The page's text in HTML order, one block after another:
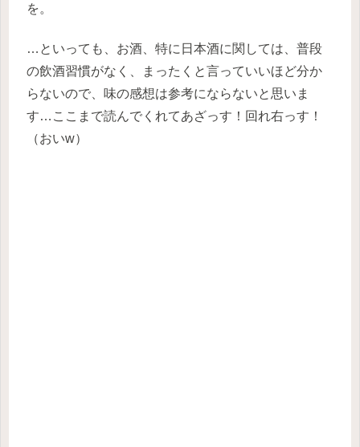
を。
…といっても、お酒、特に日本酒に関しては、普段
の飲酒習慣がなく、まったくと言っていいほど分か
らないので、味の感想は参考にならないと思いま
す…ここまで読んでくれてあざっす！回れ右っす！
（おいw）